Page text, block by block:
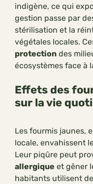
indigène, ce qui
gestion passe par
stérilisation et la
végétales locales.
protection des
écosystèmes face à
Effets des
sur la vie
Les fourmis jaunes,
locale, envahissent
Leur piqûre peut
allergique et gêner
habitants utilisent